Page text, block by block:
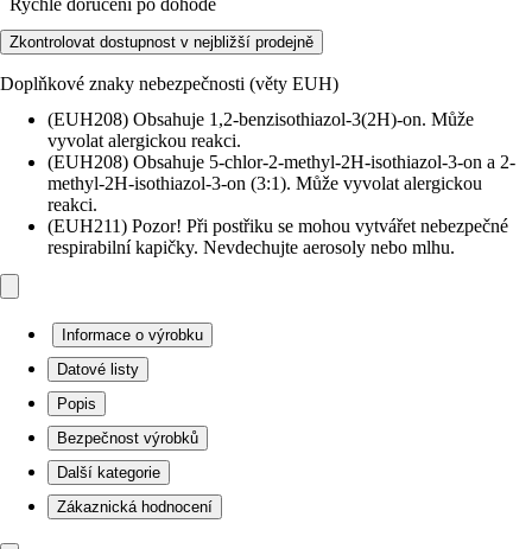
Rychlé doručení po dohodě
Zkontrolovat dostupnost v nejbližší prodejně
Doplňkové znaky nebezpečnosti (věty EUH)
(EUH208) Obsahuje 1,2-benzisothiazol-3(2H)-on. Může
vyvolat alergickou reakci.
(EUH208) Obsahuje 5-chlor-2-methyl-2H-isothiazol-3-on a 2-
methyl-2H-isothiazol-3-on (3:1). Může vyvolat alergickou
reakci.
(EUH211) Pozor! Při postřiku se mohou vytvářet nebezpečné
respirabilní kapičky. Nevdechujte aerosoly nebo mlhu.
Informace o výrobku
Datové listy
Popis
Bezpečnost výrobků
Další kategorie
Zákaznická hodnocení